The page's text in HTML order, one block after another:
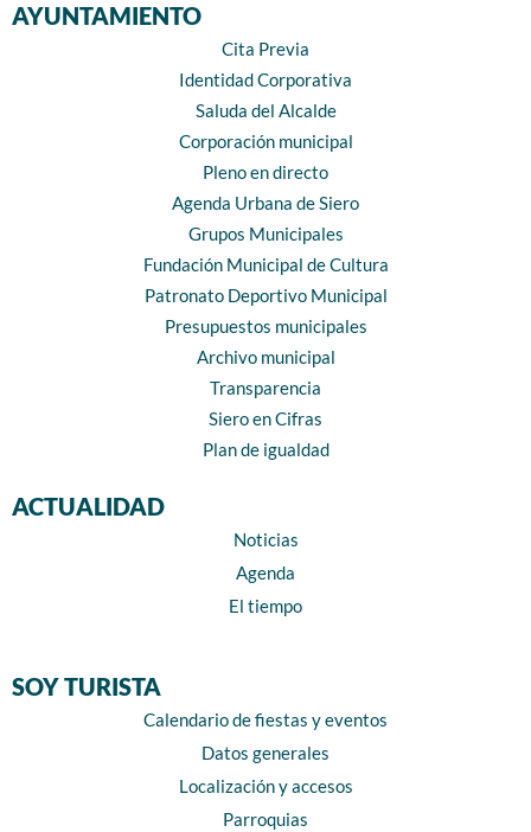
AYUNTAMIENTO
Cita Previa
Identidad Corporativa
Saluda del Alcalde
Corporación municipal
Pleno en directo
Agenda Urbana de Siero
Grupos Municipales
Fundación Municipal de Cultura
Patronato Deportivo Municipal
Presupuestos municipales
Archivo municipal
Transparencia
Siero en Cifras
Plan de igualdad
ACTUALIDAD
Noticias
Agenda
El tiempo
SOY TURISTA
Calendario de fiestas y eventos
Datos generales
Localización y accesos
Parroquias